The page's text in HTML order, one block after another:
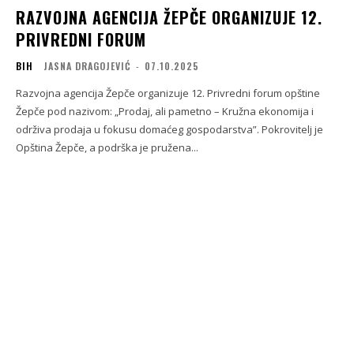
RAZVOJNA AGENCIJA ŽEPČE ORGANIZUJE 12.
PRIVREDNI FORUM
BIH JASNA DRAGOJEVIĆ - 07.10.2025
Razvojna agencija Žepče organizuje 12. Privredni forum opštine
Žepče pod nazivom: „Prodaj, ali pametno – Kružna ekonomija i
održiva prodaja u fokusu domaćeg gospodarstva”. Pokrovitelj je
Opština Žepče, a podrška je pružena...